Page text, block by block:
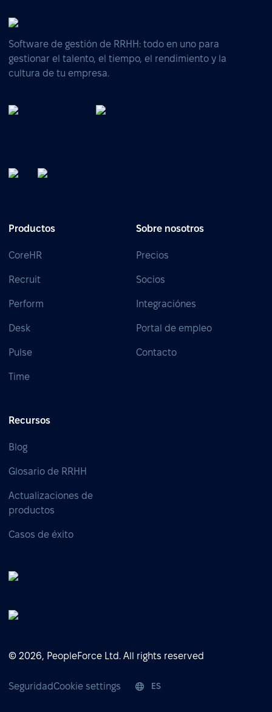
Software de gestión de RRHH: todo en uno para
gestionar el talento, el tiempo, el rendimiento y la
cultura de tu empresa.
Productos
CoreHR
Recruit
Perform
Desk
Pulse
Time
Sobre nosotros
Precios
Socios
Integraciónes
Portal de empleo
Contacto
Recursos
Blog
Glosario de RRHH
Actualizaciones de
productos
Casos de éxito
© 2026, PeopleForce Ltd. All rights reserved
SeguridadCookie settings ES